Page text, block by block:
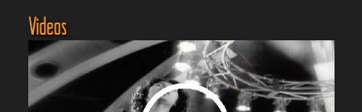
Videos